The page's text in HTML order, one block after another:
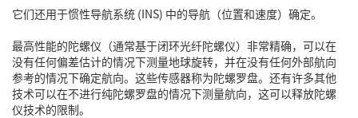
它们还用于惯性导航系统 (INS) 中的导航（位置和速度）确定。
最高性能的陀螺仪（通常基于闭环光纤陀螺仪）非常精确，可以在
没有任何偏差估计的情况下测量地球旋转，并在没有任何外部航向
参考的情况下确定航向。这些传感器称为陀螺罗盘。还有许多其他
技术可以在不进行纯陀螺罗盘的情况下测量航向，这可以释放陀螺
仪技术的限制。